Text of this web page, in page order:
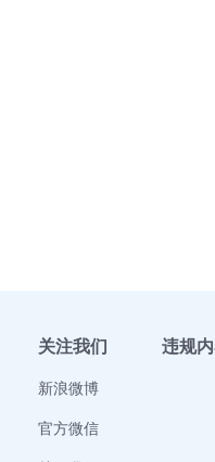
关注我们
新浪微博
官方微信
违规